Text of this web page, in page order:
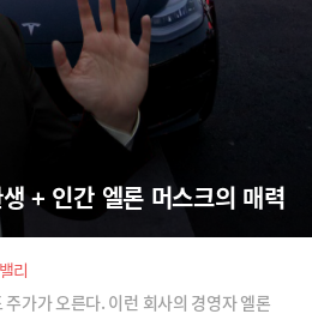
+ 인간 엘론 머스크의 매력
리
가가 오른다. 이런 회사의 경영자 엘론